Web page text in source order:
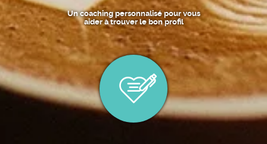
Un coaching personnalisé pour vous
aider à trouver le bon profil